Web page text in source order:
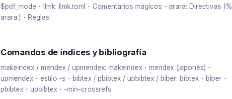
$pdf_mode・llmk: llmk.toml・Comentarios mágicos・arara: Directivas (%
arara:)・Reglas
Comandos de índices y bibliografía
makeindex / mendex / upmendex: makeindex・mendex (japonés)・
upmendex・estilo -s・bibtex / pbibtex / upbibtex / biber: bibtex・biber・
pbibtex・upbibtex・-min-crossrefs